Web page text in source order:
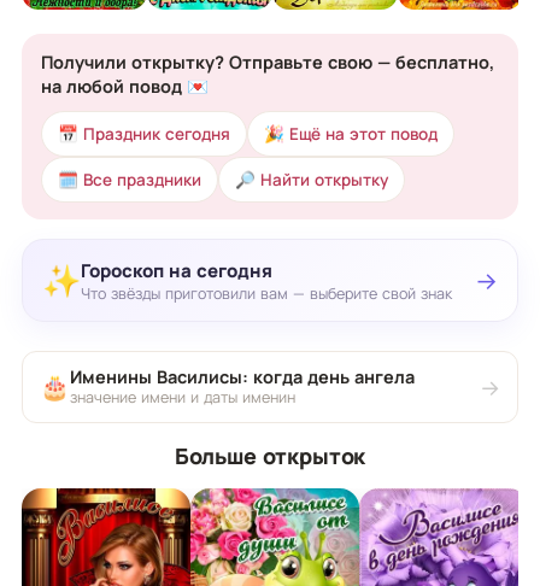
Получили открытку? Отправьте свою — бесплатно,
на любой повод 💌
📅 Праздник сегодня 🎉 Ещё на этот повод
🗓 Все праздники 🔎 Найти открытку
✨Гороскоп на сегодня
Что звёзды приготовили вам — выберите свой знак →
🎂 Именины Василисы: когда день ангела
значение имени и даты именин →
Больше открыток